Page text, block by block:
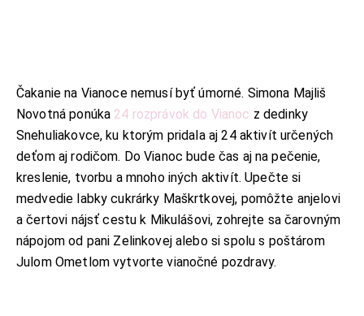
Čakanie na Vianoce nemusí byť úmorné. Simona Majliš
Novotná ponúka 24 rozprávok do Vianoc z dedinky
Snehuliakovce, ku ktorým pridala aj 24 aktivít určených
deťom aj rodičom. Do Vianoc bude čas aj na pečenie,
kreslenie, tvorbu a mnoho iných aktivít. Upečte si
medvedie labky cukrárky Maškrtkovej, pomôžte anjelovi
a čertovi nájsť cestu k Mikulášovi, zohrejte sa čarovným
nápojom od pani Zelinkovej alebo si spolu s poštárom
Julom Ometlom vytvorte vianočné pozdravy.